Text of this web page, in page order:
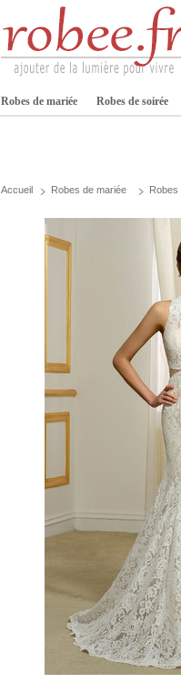
Robes de mariée Robes de soirée
Accueil Robes de mariée Robes